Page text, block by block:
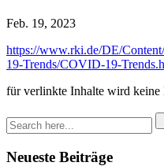
Feb. 19, 2023
https://www.rki.de/DE/
19-Trends/COVID-19-
für verlinkte Inhalte wird keine
Neueste Beiträge